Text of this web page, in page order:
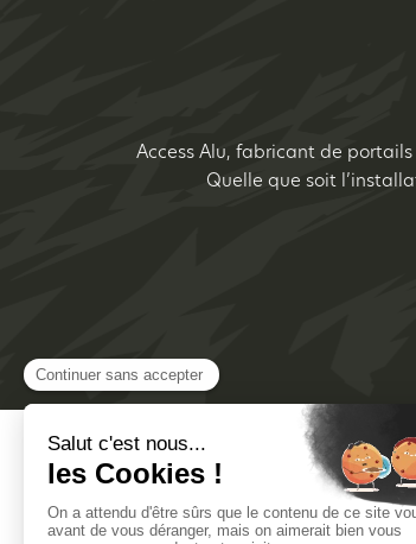
Access Alu, fabricant de
Quelle que soit